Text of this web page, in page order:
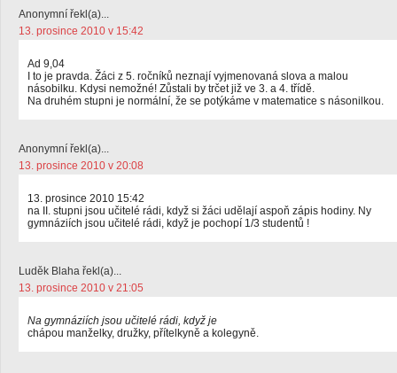
Anonymní řekl(a)...
13. prosince 2010 v 15:42
Ad 9,04
I to je pravda. Žáci z 5. ročníků neznají vyjmenovaná slova a malou
násobilku. Kdysi nemožné! Zůstali by trčet již ve 3. a 4. třídě.
Na druhém stupni je normální, že se potýkáme v matematice s násonilkou.
Anonymní řekl(a)...
13. prosince 2010 v 20:08
13. prosince 2010 15:42
na II. stupni jsou učitelé rádi, když si žáci udělají aspoň zápis hodiny. Ny
gymnáziích jsou učitelé rádi, když je pochopí 1/3 studentů !
Luděk Blaha řekl(a)...
13. prosince 2010 v 21:05
Na gymnáziích jsou učitelé rádi, když je
chápou manželky, družky, přítelkyně a kolegyně.